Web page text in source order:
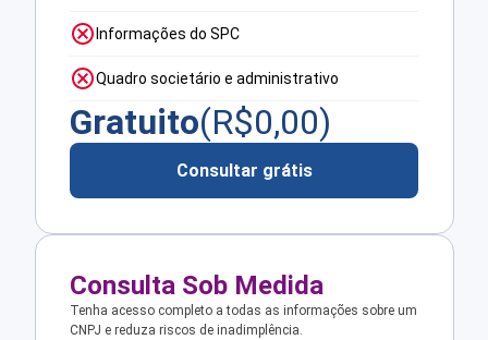
Informações do SPC
Quadro societário e administrativo
Gratuito(R$0,00)
Consultar grátis
Consulta Sob Medida
Tenha acesso completo a todas as informações sobre um
CNPJ e reduza riscos de inadimplência.